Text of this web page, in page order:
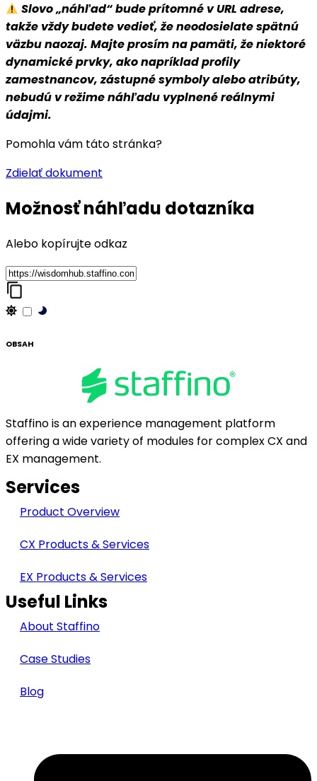
Slovo „náhľad“ bude prítomné v URL adrese,
takže vždy budete vedieť, že neodosielate spätnú
väzbu naozaj. Majte prosím na pamäti, že niektoré
dynamické prvky, ako napríklad profily
zamestnancov, zástupné symboly alebo atribúty,
nebudú v režime náhľadu vyplnené reálnymi
údajmi.
Pomohla vám táto stránka?
Zdielať dokument
Možnosť náhľadu dotazníka
Alebo kopírujte odkaz
OBSAH
Staffino is an experience management platform
offering a wide variety of modules for complex CX and
EX management.
Services
Product Overview
CX Products & Services
EX Products & Services
Useful Links
About Staffino
Case Studies
Blog